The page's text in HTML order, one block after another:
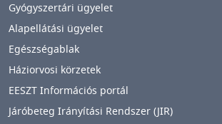
Gyógyszertári ügyelet
Alapellátási ügyelet
Egészségablak
Háziorvosi körzetek
EESZT Információs portál
Járóbeteg Irányítási Rendszer (JIR)